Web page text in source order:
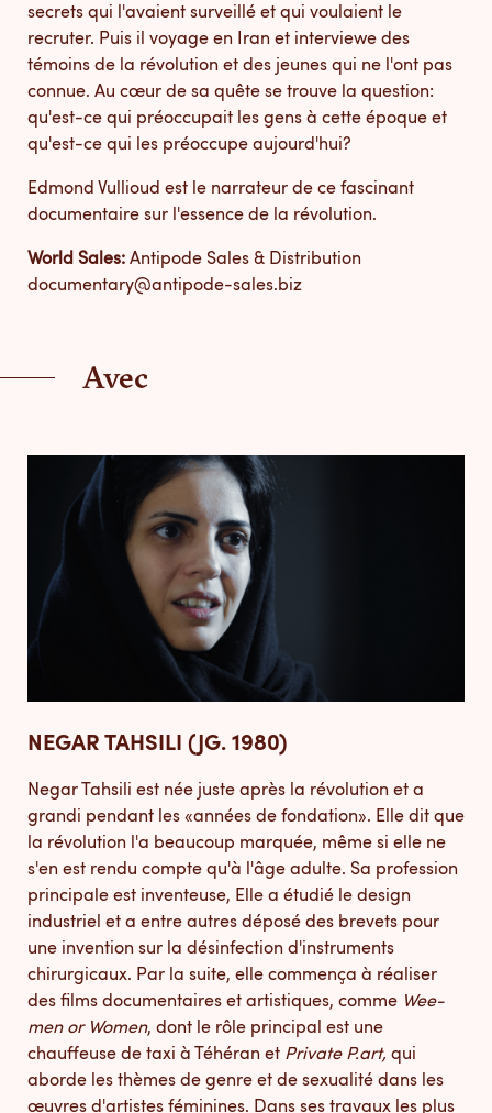
secrets qui l'avaient surveillé et qui voulaient le
recruter. Puis il voyage en Iran et interviewe des
témoins de la révolution et des jeunes qui ne l'ont pas
connue. Au cœur de sa quête se trouve la question:
qu'est-ce qui préoccupait les gens à cette époque et
qu'est-ce qui les préoccupe aujourd'hui?
Edmond Vullioud est le narrateur de ce fascinant
documentaire sur l'essence de la révolution.
World Sales: Antipode Sales & Distribution
documentary@antipode-sales.biz
Avec
NEGAR TAHSILI (JG. 1980)
Negar Tahsili est née juste après la révolution et a
grandi pendant les «années de fondation». Elle dit que
la révolution l'a beaucoup marquée, même si elle ne
s'en est rendu compte qu'à l'âge adulte. Sa profession
principale est inventeuse, Elle a étudié le design
industriel et a entre autres déposé des brevets pour
une invention sur la désinfection d'instruments
chirurgicaux. Par la suite, elle commença à réaliser
des films documentaires et artistiques, comme Wee-
men or Women, dont le rôle principal est une
chauffeuse de taxi à Téhéran et Private P.art, qui
aborde les thèmes de genre et de sexualité dans les
œuvres d'artistes féminines. Dans ses travaux les plus